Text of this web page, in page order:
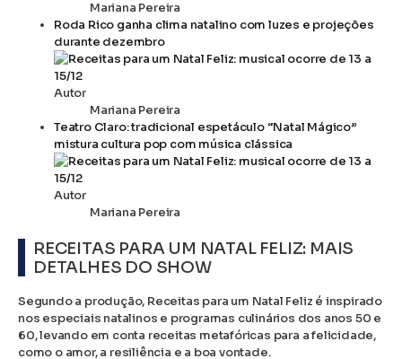
Mariana Pereira
Roda Rico ganha clima natalino com luzes e projeções
durante dezembro
Autor
Mariana Pereira
Teatro Claro: tradicional espetáculo “Natal Mágico”
mistura cultura pop com música clássica
Autor
Mariana Pereira
RECEITAS PARA UM NATAL FELIZ: MAIS
DETALHES DO SHOW
Segundo a produção, Receitas para um Natal Feliz é inspirado
nos especiais natalinos e programas culinários dos anos 50 e
60, levando em conta receitas metafóricas para a felicidade,
como o amor, a resiliência e a boa vontade.